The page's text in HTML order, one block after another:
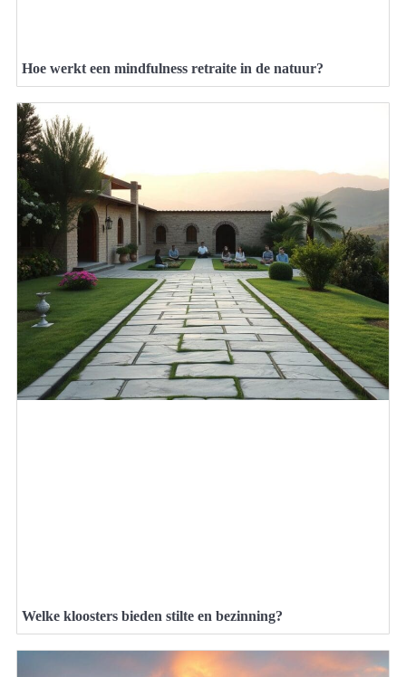
Hoe werkt een mindfulness retraite in de natuur?
Welke kloosters bieden stilte en bezinning?